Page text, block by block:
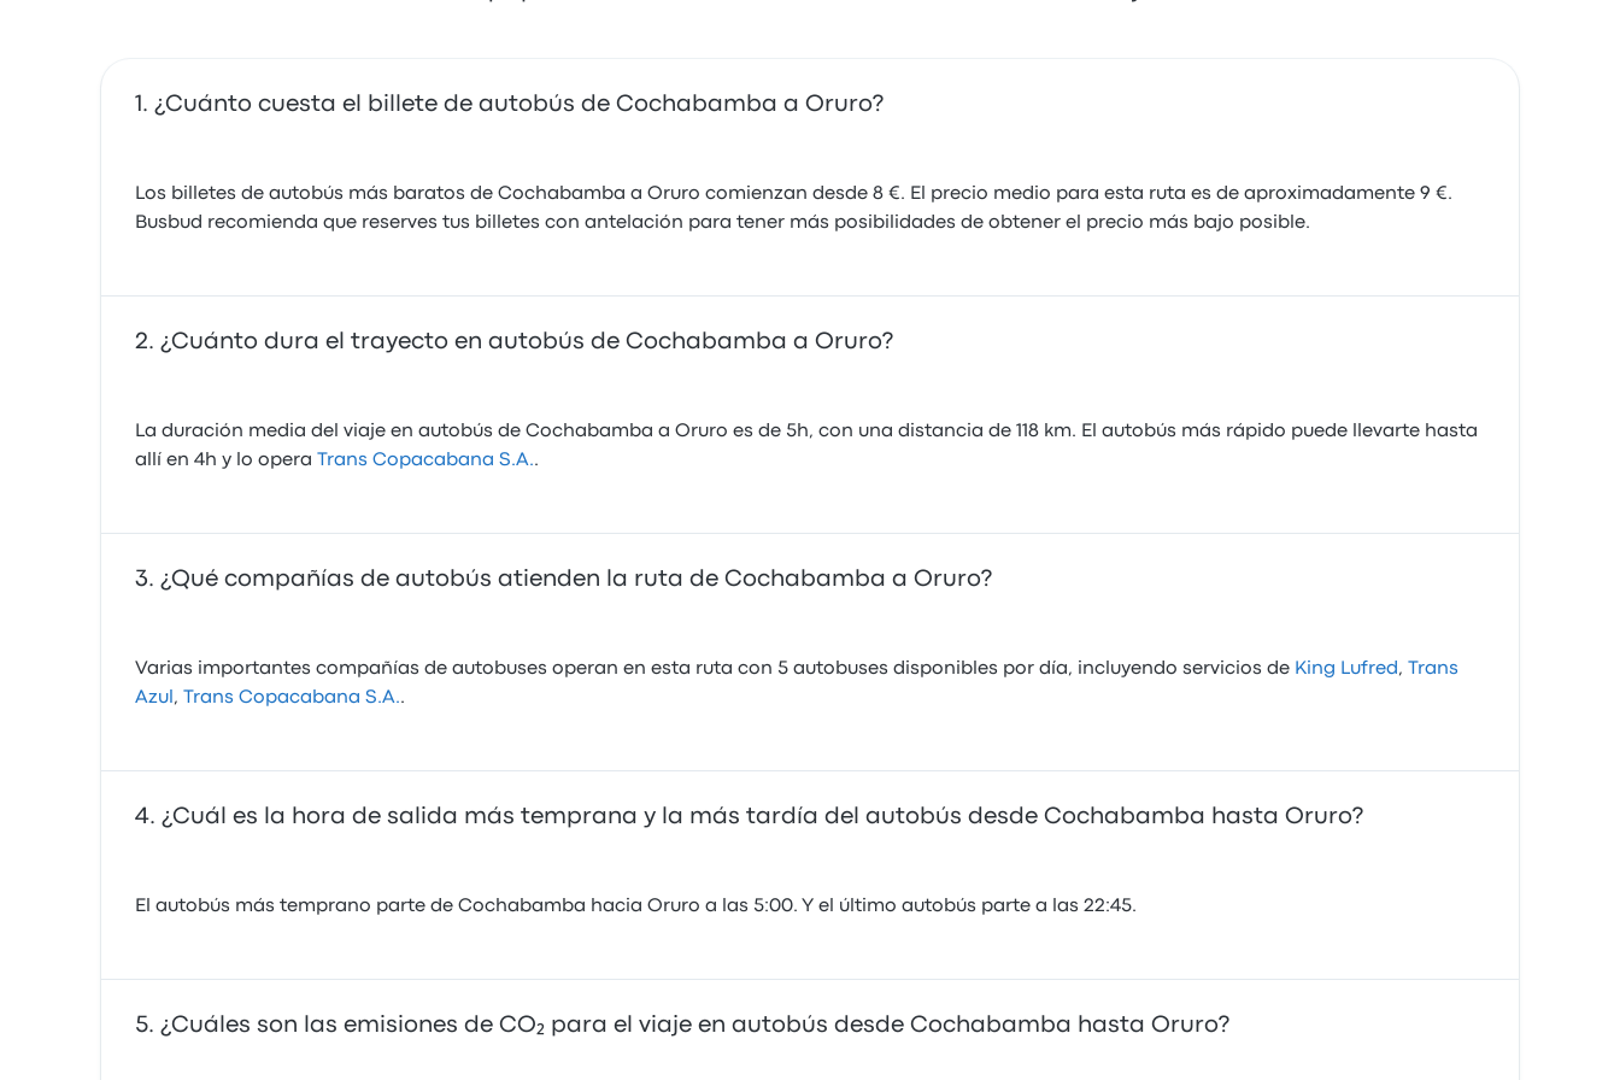
¿Cuánto cuesta el billete de autobús de Cochabamba a Oruro?
Los billetes de autobús más baratos de Cochabamba a Oruro comienzan desde 8 €. El precio medio para esta ruta es de aproximadamente 9 €.
Busbud recomienda que reserves tus billetes con antelación para tener más posibilidades de obtener el precio más bajo posible.
¿Cuánto dura el trayecto en autobús de Cochabamba a Oruro?
La duración media del viaje en autobús de Cochabamba a Oruro es de 5h, con una distancia de 118 km. El autobús más rápido puede llevarte hasta
allí en 4h y lo opera
Trans Copacabana S.A..
¿Qué compañías de autobús atienden la ruta de Cochabamba a Oruro?
Varias importantes compañías de autobuses operan en esta ruta con 5 autobuses disponibles por día, incluyendo servicios de King Lufred ,
Trans
Azul , Trans Copacabana S.A..
¿Cuál es la hora de salida más temprana y la más tardía del autobús desde Cochabamba hasta Oruro?
El autobús más temprano parte de Cochabamba hacia Oruro a las 5:00. Y el último autobús parte a las 22:45.
¿Cuáles son las emisiones de CO₂ para el viaje en autobús desde Cochabamba hasta Oruro?